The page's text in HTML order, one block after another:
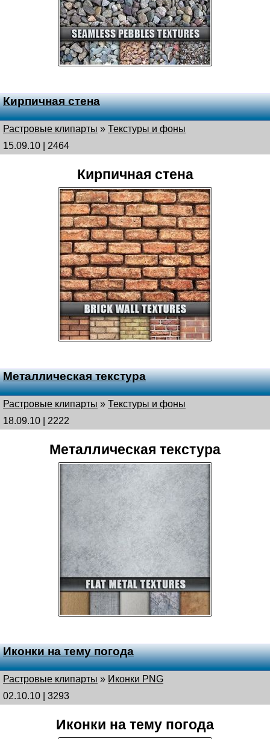
Кирпичная стена
Растровые клипарты » Текстуры и фоны
15.09.10 | 2464
Кирпичная стена
Металлическая текстура
Растровые клипарты » Текстуры и фоны
18.09.10 | 2222
Металлическая текстура
Иконки на тему погода
Растровые клипарты » Иконки PNG
02.10.10 | 3293
Иконки на тему погода